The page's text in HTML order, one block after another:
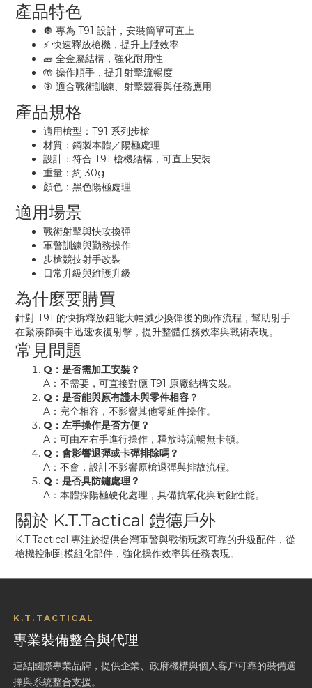
產品特色
🔘 專為 T91 設計，安裝簡單可直上
⚡ 快速釋放槍機，提升上膛效率
🧱 全金屬結構，強化耐用性
🤲 操作順手，提升射擊流暢度
🎯 適合戰術訓練、射擊競賽與任務應用
產品規格
適用槍型：T91 系列步槍
材質：鋼製本體／陽極處理
設計：符合 T91 槍機結構，可直上安裝
重量：約 30g
顏色：黑色陽極處理
適用場景
戰術射擊與快攻換彈
軍警訓練與勤務操作
步槍競技射手改裝
日常升級與維護升級
為什麼要購買
針對 T91 的快拆釋放鈕能大幅減少換彈後的動作流程，幫助射手
在緊湊節奏中迅速恢復射擊，提升整體任務效率與戰術表現。
常見問題
Q：是否需加工安裝？
A：不需要，可直接對應 T91 原廠結構安裝。
Q：是否能與原有護木與零件相容？
A：完全相容，不影響其他零組件操作。
Q：左手操作是否方便？
A：可由左右手進行操作，釋放時流暢無卡頓。
Q：會影響退彈或卡彈排除嗎？
A：不會，設計不影響原槍退彈與排故流程。
Q：是否具防鏽處理？
A：本體採陽極硬化處理，具備抗氧化與耐蝕性能。
關於 K.T.Tactical 鎧德戶外
K.T.Tactical 專注於提供台灣軍警與戰術玩家可靠的升級配件，從
槍機控制到模組化部件，強化操作效率與任務表現。
K.T.TACTICAL
專業裝備整合與代理
連結國際專業品牌，提供企業、政府機構與個人客戶可靠的裝備選
擇與系統整合支援。